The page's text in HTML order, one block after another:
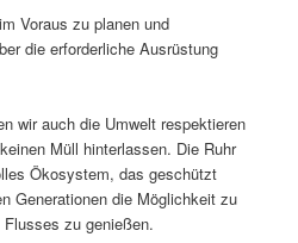
Voraus zu planen und
die erforderliche Ausrüstung
wir auch die Umwelt respektieren
Müll hinterlassen. Die Ruhr
Ökosystem, das geschützt
Generationen die Möglichkeit zu
zu genießen.